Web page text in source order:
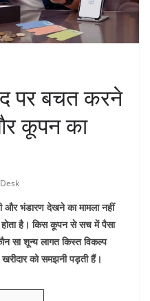
पर बचत करने
कूपन का
और भंडारण देखने का मामला नहीं
है। किस कूपन से सच में पैसा
सा शून्य लागत किस्त विकल्प
को समझनी पड़ती हैं।